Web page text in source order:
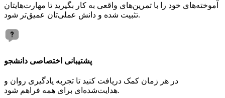
آموخته‌های خود را با تمرین‌های واقعی به کار بگیرید تا مهارت‌هایتان
تثبیت شده و دانش عملی‌تان عمیق‌تر شود.
پشتیبانی اختصاصی دانشجو
در هر زمان کمک دریافت کنید تا تجربه یادگیری روان و
هدایت‌شده‌ای برای همه فراهم شود.